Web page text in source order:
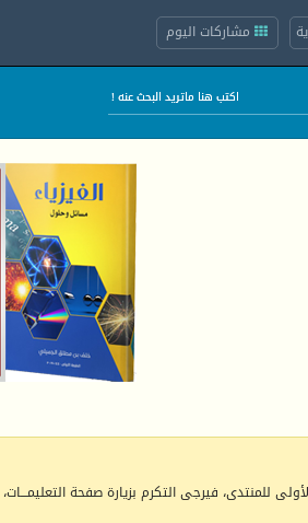
مشاركات اليوم
للمنتدى، فيرجى التكرم بزيارة صفحة التعليمـــات،